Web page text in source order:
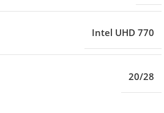
Intel UHD 770
20/28